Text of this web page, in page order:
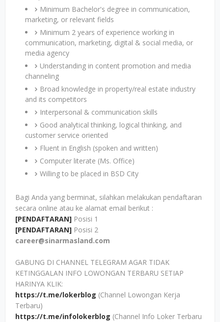
Minimum Bachelor's degree in communication,
marketing, or relevant fields
Minimum 2 years of experience working in
communication, marketing, digital & social media, or
media agency
Understanding in content promotion and media
channeling
Broad knowledge in property/real estate industry
and its competitors
Interpersonal & communication skills
Good analytical thinking, logical thinking, and
customer service oriented
Fluent in English (spoken and written)
Computer literate (Ms. Office)
Willing to be placed in BSD City
Bagi Anda yang berminat, silahkan melakukan pendaftaran
secara online atau ke alamat email berikut :
[PENDAFTARAN] Posisi 1
[PENDAFTARAN] Posisi 2
career@sinarmasland.com
GABUNG DI CHANNEL TELEGRAM AGAR TIDAK
KETINGGALAN INFO LOWONGAN TERBARU SETIAP
HARINYA KLIK:
https://t.me/lokerblog (Channel Lowongan Kerja
Terbaru)
https://t.me/infolokerblog (Channel Info Loker Terbaru